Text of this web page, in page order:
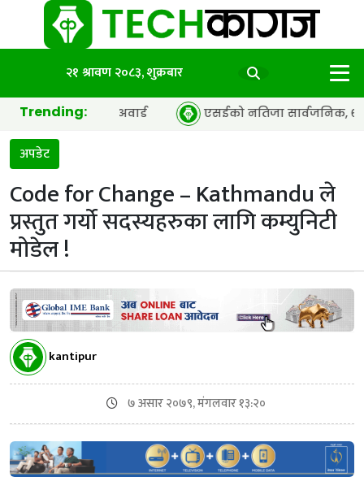
२१ श्रावण २०८३, शुक्रबार
Trending:
अवार्ड एसईको नतिजा सार्वजनिक, ६५.९८ प्रतिशत
अपडेट
Code for Change – Kathmandu ले
प्रस्तुत गर्यो सदस्यहरुका लागि कम्युनिटी
मोडेल !
kantipur
७ असार २०७९, मंगलवार १३:२०